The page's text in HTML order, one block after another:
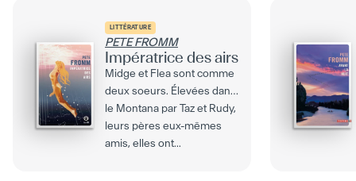
LITTÉRATURE
PETE FROMM
Impératrice des airs
Midge et Flea sont comme
deux soeurs. Élevées dans
le Montana par Taz et Rudy,
leurs pères eux-mêmes
amis, elles ont...